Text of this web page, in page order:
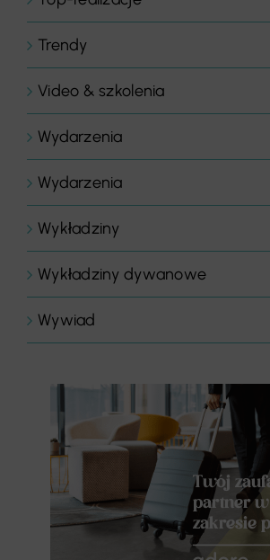
Trendy
Video & szkolenia
Wydarzenia
Wydarzenia
Wykładziny
Wykładziny dywanowe
Wywiad